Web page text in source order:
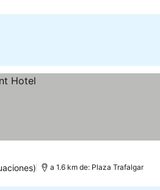
a 1.6 km de: Plaza Trafalgar